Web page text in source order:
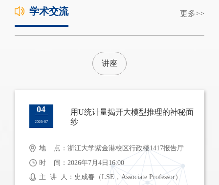
学术交流 更多
讲座
04
2026-07
用U统计量揭开大模型推理的神秘面
纱
地 点：浙江大学紫金港校区行政楼1417报告厅
时 间：2026年7月4日16:00
主 讲 人：史成春（LSE，Associate Professor）